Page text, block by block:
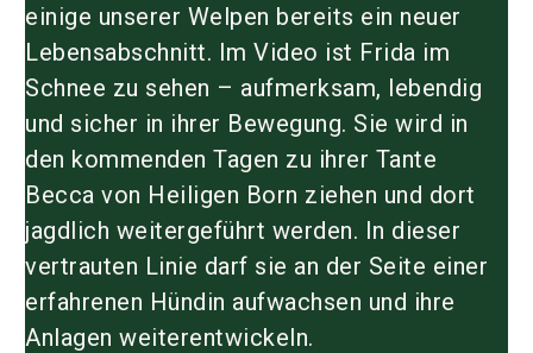
einige unserer Welpen bereits ein neuer
Lebensabschnitt. Im Video ist Frida im
Schnee zu sehen – aufmerksam, lebendig
und sicher in ihrer Bewegung. Sie wird in
den kommenden Tagen zu ihrer Tante
Becca von Heiligen Born ziehen und dort
jagdlich weitergeführt werden. In dieser
vertrauten Linie darf sie an der Seite einer
erfahrenen Hündin aufwachsen und ihre
Anlagen weiterentwickeln.